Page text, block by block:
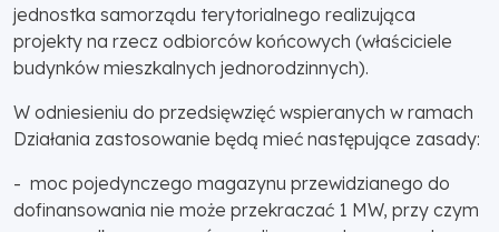
jednostka samorządu terytorialnego realizująca
projekty na rzecz odbiorców końcowych (właściciele
budynków mieszkalnych jednorodzinnych).
W odniesieniu do przedsięwzięć wspieranych w ramach
Działania zastosowanie będą mieć następujące zasady:
- moc pojedynczego magazynu przewidzianego do
dofinansowania nie może przekraczać 1 MW, przy czym